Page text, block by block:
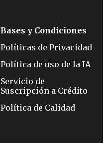
Bases y Condiciones
Políticas de Privacidad
Política de uso de la IA
Servicio de
Suscripción a Crédito
Política de Calidad